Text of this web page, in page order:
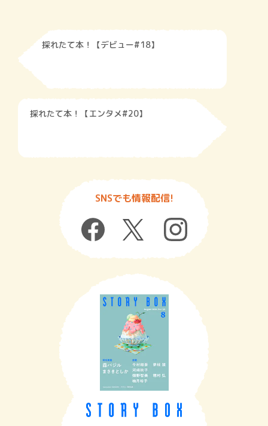
採れたて本！【デビュー#18】
採れたて本！【エンタメ#20】
SNSでも情報配信!